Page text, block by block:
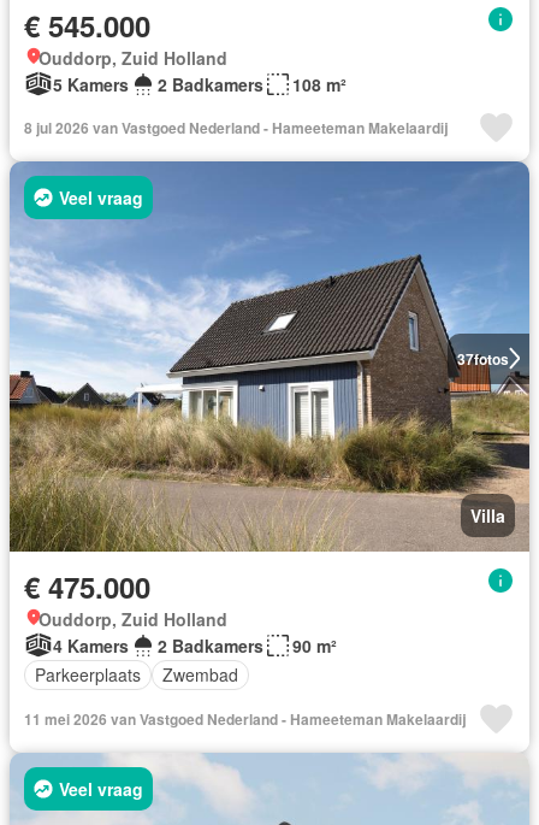
€ 545.000
Ouddorp, Zuid Holland
5 Kamers
2 Badkamers 108 m²
8 jul 2026 van Vastgoed Nederland - Hameeteman Makelaardij
37fotos
Veel vraag
Villa
€ 475.000
Ouddorp, Zuid Holland
4 Kamers
2 Badkamers
90 m²
Parkeerplaats
Zwembad
11 mei 2026 van Vastgoed Nederland - Hameeteman Makelaardij
Veel vraag